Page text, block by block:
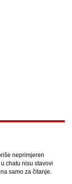
neprimjeren
chatu nisu stavovi
samo za čitanje.